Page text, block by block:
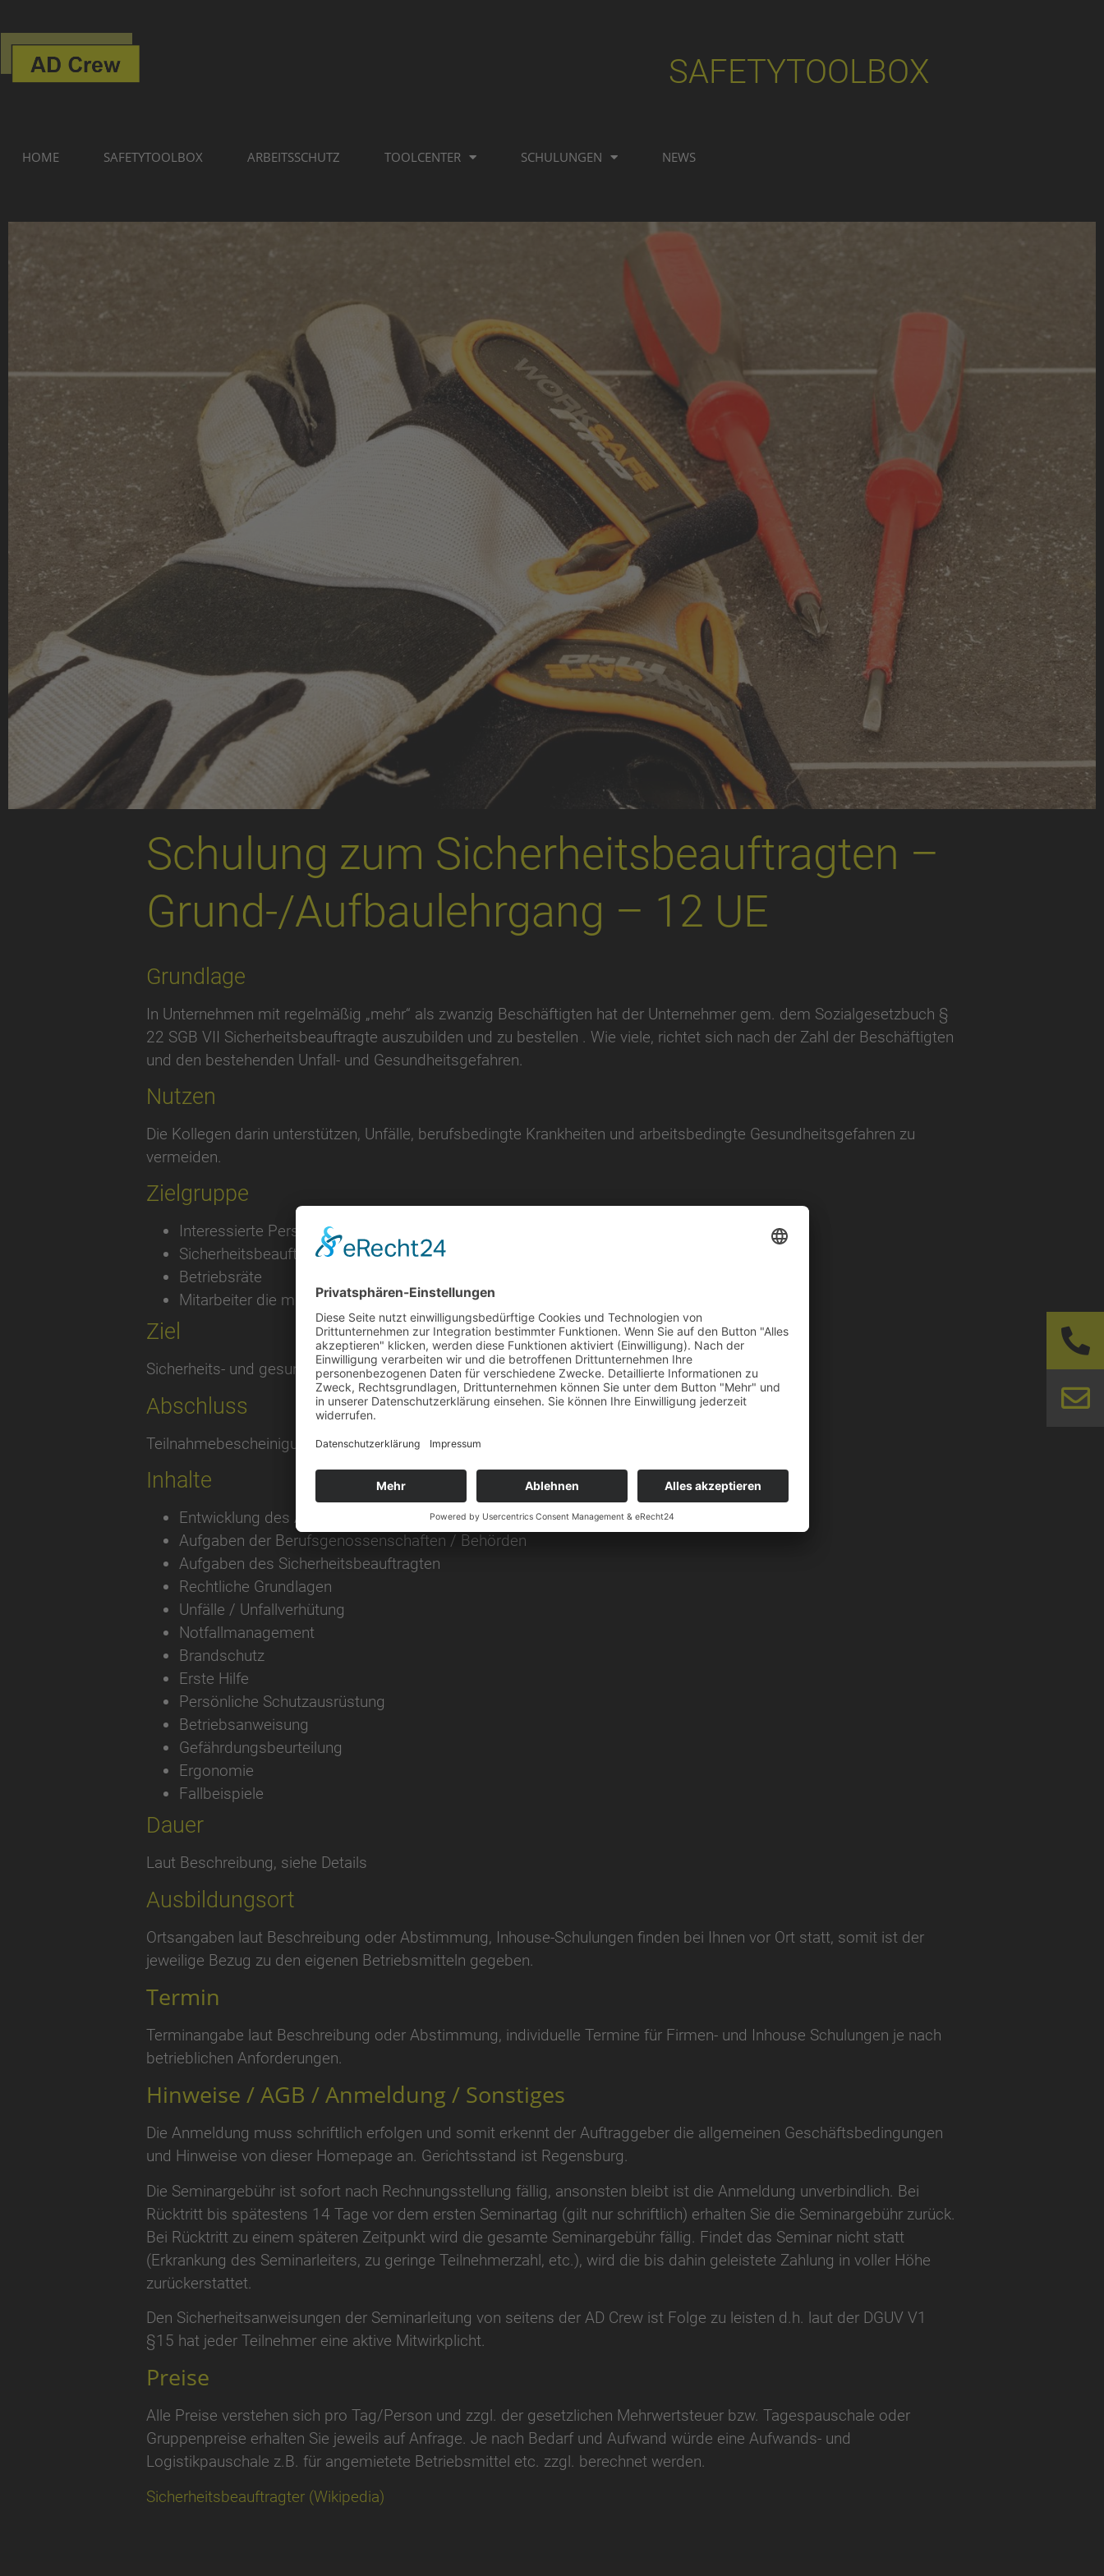
SAFETYTOOLBOX
HOME SAFETYTOOLBOX ARBEITSSCHUTZ TOOLCENTER SCHULUNGEN NEWS
Schulung zum Sicherheitsbeauftragten –
Grund-/Aufbaulehrgang – 12 UE
Grundlage
In Unternehmen mit regelmäßig „mehr“ als zwanzig Beschäftigten hat der Unternehmer gem. dem Sozialgesetzbuch §
22 SGB VII Sicherheitsbeauftragte auszubilden und zu bestellen . Wie viele, richtet sich nach der Zahl der Beschäftigten
und den bestehenden Unfall- und Gesundheitsgefahren.
Nutzen
Die Kollegen darin unterstützen, Unfälle, berufsbedingte Krankheiten und arbeitsbedingte Gesundheitsgefahren zu
vermeiden.
Zielgruppe
Interessierte Personen
Sicherheitsbeauftragte
Betriebsräte
Mitarbeiter die mit Arbeitssicherheit konfrontiert sind
Ziel
Sicherheits- und gesundheitsgerechtes Verhalten im Betrieb d.h. WISSEN – KÖNNEN – WOLLEN
Abschluss
Teilnahmebescheinigung von der AD Crew
Inhalte
Entwicklung des Arbeitsschutzes
Aufgaben der Berufsgenossenschaften / Behörden
Aufgaben des Sicherheitsbeauftragten
Rechtliche Grundlagen
Unfälle / Unfallverhütung
Notfallmanagement
Brandschutz
Erste Hilfe
Persönliche Schutzausrüstung
Betriebsanweisung
Gefährdungsbeurteilung
Ergonomie
Fallbeispiele
Dauer
Laut Beschreibung, siehe Details
Ausbildungsort
Ortsangaben laut Beschreibung oder Abstimmung, Inhouse-Schulungen finden bei Ihnen vor Ort statt, somit ist der
jeweilige Bezug zu den eigenen Betriebsmitteln gegeben.
Termin
Terminangabe laut Beschreibung oder Abstimmung, individuelle Termine für Firmen- und Inhouse Schulungen je nach
betrieblichen Anforderungen.
Hinweise / AGB / Anmeldung / Sonstiges
Die Anmeldung muss schriftlich erfolgen und somit erkennt der Auftraggeber die allgemeinen Geschäftsbedingungen
und Hinweise von dieser Homepage an. Gerichtsstand ist Regensburg.
Die Seminargebühr ist sofort nach Rechnungsstellung fällig, ansonsten bleibt ist die Anmeldung unverbindlich. Bei
Rücktritt bis spätestens 14 Tage vor dem ersten Seminartag (gilt nur schriftlich) erhalten Sie die Seminargebühr zurück.
Bei Rücktritt zu einem späteren Zeitpunkt wird die gesamte Seminargebühr fällig. Findet das Seminar nicht statt
(Erkrankung des Seminarleiters, zu geringe Teilnehmerzahl, etc.), wird die bis dahin geleistete Zahlung in voller Höhe
zurückerstattet.
Den Sicherheitsanweisungen der Seminarleitung von seitens der AD Crew ist Folge zu leisten d.h. laut der DGUV V1
§15 hat jeder Teilnehmer eine aktive Mitwirkplicht.
Preise
Alle Preise verstehen sich pro Tag/Person und zzgl. der gesetzlichen Mehrwertsteuer bzw. Tagespauschale oder
Gruppenpreise erhalten Sie jeweils auf Anfrage. Je nach Bedarf und Aufwand würde eine Aufwands- und
Logistikpauschale z.B. für angemietete Betriebsmittel etc. zzgl. berechnet werden.
Sicherheitsbeauftragter (Wikipedia)